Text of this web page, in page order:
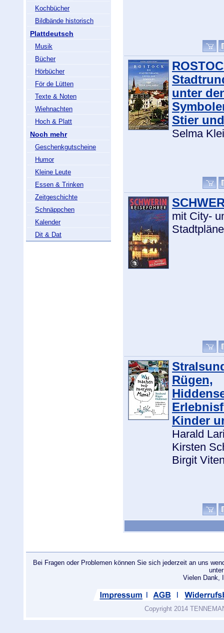
Kochbücher
Bildbände historisch
Plattdeutsch
Musik
Bücher
Hörbücher
För de Lütten
Texte & Noten
Wiehnachten
Hoch & Platt
Noch mehr
Geschenkgutscheine
Humor
Kleine Leute
Essen & Trinken
Zeitgeschichte
Schnäppchen
Kalender
Dit & Dat
unter
Stier
Selma
mit City-
Rügen,
Kinder
Harald
Kirsten
Birgit
Bei Fragen oder Problemen können Sie sich jederzeit an uns
Vielen Dank,
Copyright 2014